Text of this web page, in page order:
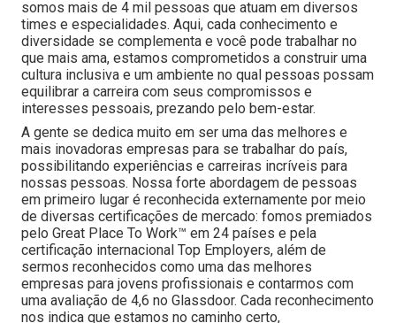
somos mais de 4 mil pessoas que atuam em diversos
times e especialidades. Aqui, cada conhecimento e
diversidade se complementa e você pode trabalhar no
que mais ama, estamos comprometidos a construir uma
cultura inclusiva e um ambiente no qual pessoas possam
equilibrar a carreira com seus compromissos e
interesses pessoais, prezando pelo bem-estar.
A gente se dedica muito em ser uma das melhores e
mais inovadoras empresas para se trabalhar do país,
possibilitando experiências e carreiras incríveis para
nossas pessoas. Nossa forte abordagem de pessoas
em primeiro lugar é reconhecida externamente por meio
de diversas certificações de mercado: fomos premiados
pelo Great Place To Work™ em 24 países e pela
certificação internacional Top Employers, além de
sermos reconhecidos como uma das melhores
empresas para jovens profissionais e contarmos com
uma avaliação de 4,6 no Glassdoor. Cada reconhecimento
nos indica que estamos no caminho certo,